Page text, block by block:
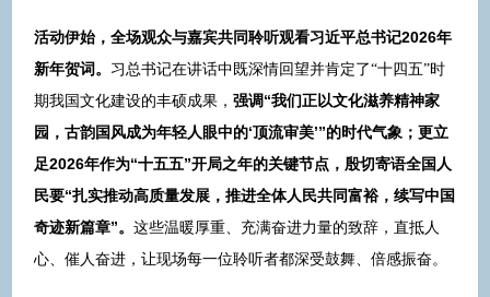
活动伊始，全场观众与嘉宾共同聆听观看习近平总书记2026年
新年贺词。 习总书记在讲话中既深情回望并肯定了“十四五”时
期我国文化建设的丰硕成果， 强调“我们正以文化滋养精神家
园，古韵国风成为年轻人眼中的‘顶流审美’”的时代气象；更立
足2026年作为“十五五”开局之年的关键节点，殷切寄语全国人
民要“扎实推动高质量发展，推进全体人民共同富裕，续写中国
奇迹新篇章”。 这些温暖厚重、充满奋进力量的致辞，直抵人
心、催人奋进，让现场每一位聆听者都深受鼓舞、倍感振奋。